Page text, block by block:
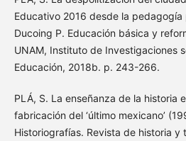
Educativo 2016 desde la pedagogía
Ducoing P. Educación básica y
UNAM, Instituto de Investigaciones
Educación, 2018b. p. 243-266.
PLÁ, S. La enseñanza de la historia
fabricación del ‘último mexicano’
Historiografías. Revista de historia y